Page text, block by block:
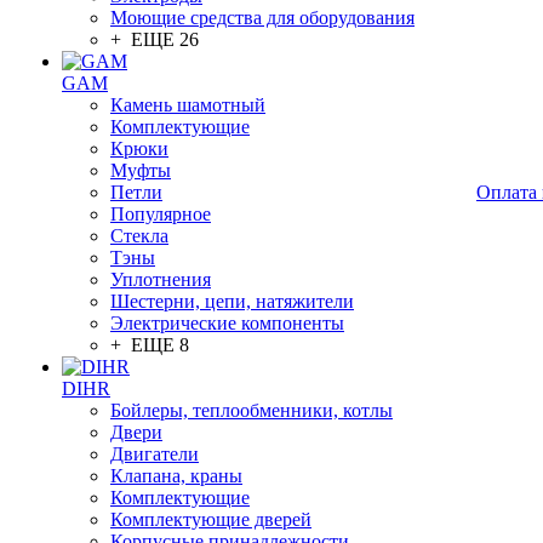
Моющие средства для оборудования
+ ЕЩЕ 26
GAM
Камень шамотный
Комплектующие
Крюки
Муфты
Петли
Популярное
Стекла
Тэны
Уплотнения
Шестерни, цепи, натяжители
Электрические компоненты
+ ЕЩЕ 8
DIHR
Бойлеры, теплообменники, котлы
Двери
Двигатели
Клапана, краны
Комплектующие
Комплектующие дверей
Оплата